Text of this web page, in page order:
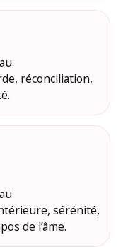
réconciliation,
sérénité,
de l’âme.